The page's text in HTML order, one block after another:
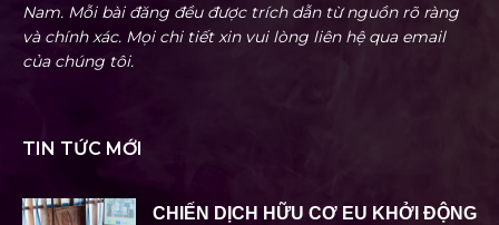
Nam. Mỗi bài đăng đều được trích dẫn từ nguồn rõ ràng
và chính xác. Mọi chi tiết xin vui lòng liên hệ qua email
của chúng tôi.
TIN TỨC MỚI
CHIẾN DỊCH HỮU CƠ EU KHỞI ĐỘNG